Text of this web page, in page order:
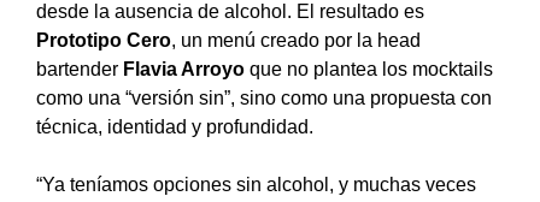
desde la ausencia de alcohol. El resultado es
Prototipo Cero, un menú creado por la head
bartender Flavia Arroyo que no plantea los mocktails
como una “versión sin”, sino como una propuesta con
técnica, identidad y profundidad.
“Ya teníamos opciones sin alcohol, y muchas veces